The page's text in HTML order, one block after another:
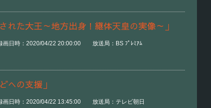
れた大王～地方出身！継体天皇の実像～」
時：2020/04/22 20:00:00 放送局：BS ﾌﾟﾚﾐｱﾑ
の支援」
時：2020/04/22 13:45:00 放送局：テレビ朝日